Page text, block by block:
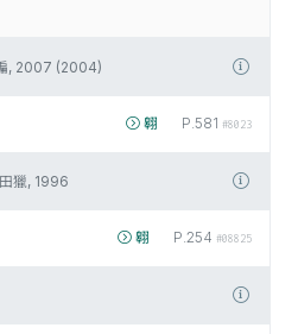
, 2007 (2004)
翱 P.581 #8023
獵, 1996
翱 P.254 #08825